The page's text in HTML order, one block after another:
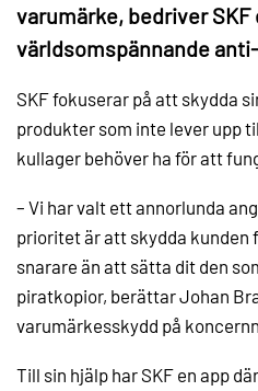
varumärke, bedriver
världsomspännande
SKF fokuserar på att skydda
produkter som inte lever upp
kullager behöver ha för att
– Vi har valt ett annorlunda
prioritet är att skydda kunden
snarare än att sätta dit den
piratkopior, berättar Johan
varumärkesskydd på
Till sin hjälp har SKF en app